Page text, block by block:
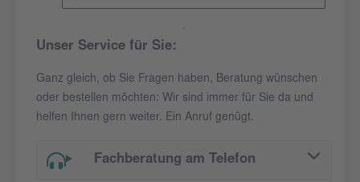
Unser Service für Sie:
Ganz gleich, ob Sie Fragen haben, Beratung wünschen
oder bestellen möchten: Wir sind immer für Sie da und
helfen Ihnen gern weiter. Ein Anruf genügt.
Fachberatung am Telefon